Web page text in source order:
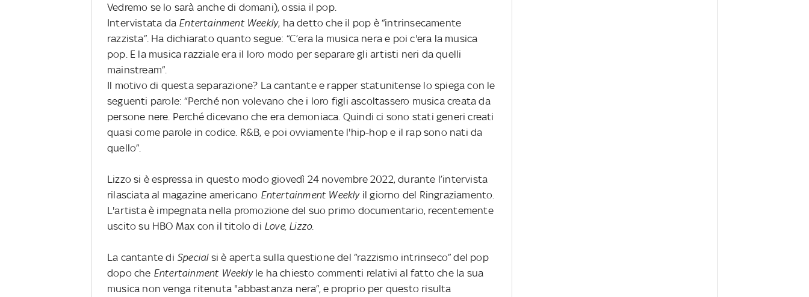
Vedremo se lo sarà anche di domani), ossia il pop.
Intervistata da Entertainment Weekly, ha detto che il pop è “intrinsecamente
razzista”. Ha dichiarato quanto segue: “C’era la musica nera e poi c'era la musica
pop. E la musica razziale era il loro modo per separare gli artisti neri da quelli
mainstream”.
Il motivo di questa separazione? La cantante e rapper statunitense lo spiega con le
seguenti parole: “Perché non volevano che i loro figli ascoltassero musica creata da
persone nere. Perché dicevano che era demoniaca. Quindi ci sono stati generi creati
quasi come parole in codice. R&B, e poi ovviamente l'hip-hop e il rap sono nati da
quello”.
Lizzo si è espressa in questo modo giovedì 24 novembre 2022, durante l’intervista
rilasciata al magazine americano Entertainment Weeklyil giorno del Ringraziamento.
L'artista è impegnata nella promozione del suo primo documentario, recentemente
uscito su HBO Max con il titolo di Love, Lizzo.
La cantante di Specialsi è aperta sulla questione del “razzismo intrinseco” del pop
dopo che Entertainment Weekly le ha chiesto commenti relativi al fatto che la sua
musica non venga ritenuta "abbastanza nera”, e proprio per questo risulta